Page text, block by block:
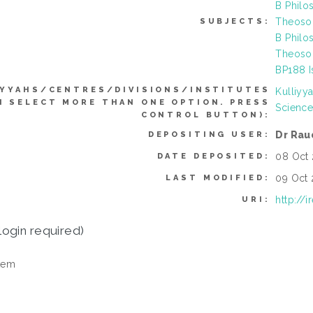
SUBJECTS:
B
B
BP188
CENTRES/DIVISIONS/INSTITUTES
SELECT MORE THAN ONE OPTION. PRESS
CONTROL BUTTON):
DEPOSITING USER: Dr
DATE DEPOSITED: 08 Oct
LAST MODIFIED: 09 Oct
URI: http://
required)